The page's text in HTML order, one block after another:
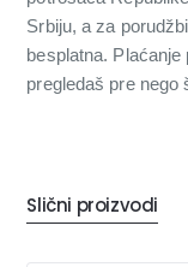
Srbiju, a za
besplatna.
pregledaš pre nego
Slični proizvodi